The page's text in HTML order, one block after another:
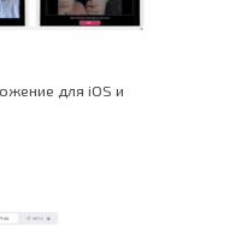
для iOS и